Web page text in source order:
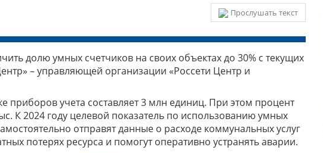
Прослушать текст
долю умных счетчиков на своих объектах до 30% с текущих
– управляющей организации «Россети Центр и
приборов учета составляет 3 млн единиц. При этом процент
К 2024 году целевой показатель по использованию умных
отправят данные о расходе коммунальных услуг
потерях ресурса и помогут оперативно устранять аварии.